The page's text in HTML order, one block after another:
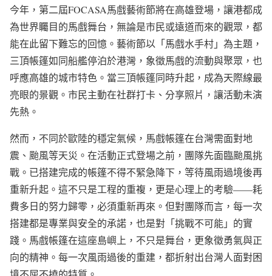
今年，第二屆FOCASA馬戲藝術節將在高雄登場，讓港都成
為世界矚目的馬戲舞台，無論是市民或遠道而來的觀眾，都
能在此留下難忘的回憶。藝術節以「馬戲水手村」為主題，
三頂帳篷如同船艦停泊於港灣，象徵馬戲的流動與聚眾，也
呼應高雄的城市特色。當三頂帳篷同時升起，成為天際線最
亮眼的景觀。市民主動在社群打卡、分享照片，讓活動未演
先熱。
然而，不同於歐陸的穩定氣候，馬戲帳篷在台灣需面對地
震、颱風等天災。在活動正式登場之前，團隊先面臨颱風挑
戰。已搭建完成的帳篷不得不緊急降下，等待風雨過境後再
重新升起。這不只是工程的重複，更是心理上的考驗——耗
費多日的努力歸零，必須重新再來。但對團隊而言，每一次
搭建都是專業與安全的承諾，也是對「挑戰不可能」的實
踐。馬戲帳篷在這座島嶼上，不只是舞台，更象徵勇氣與正
向的精神。每一次風雨過後的重建，都折射出台灣人面對困